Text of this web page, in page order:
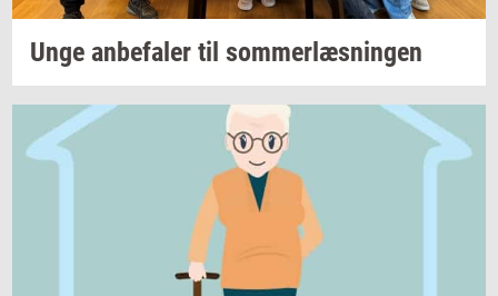
Unge an­be­fa­ler til som­mer­læs­nin­gen